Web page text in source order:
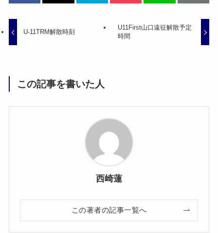
U-11TRM解散時刻
U11First山口遠征解散予定
時間
この記事を書いた人
西崎蓮
この著者の記事一覧へ